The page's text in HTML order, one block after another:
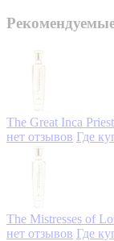
The Great Inca
нет отзывов Где
The Mistresses of
нет отзывов Где